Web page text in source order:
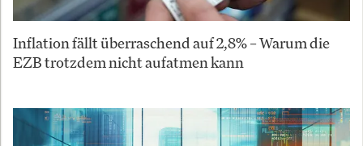
Inflation fällt überraschend auf 2,8% – Warum die
EZB trotzdem nicht aufatmen kann